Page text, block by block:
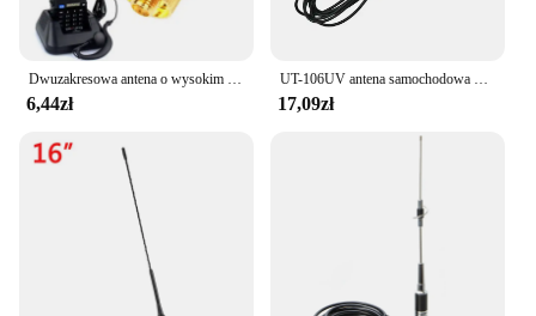
Dwuzakresowa antena o wysokim wzmocnieniu UHF + VHF SRH805S SMA żeńska antena dla TK3107 2107 dla Baofeng UV-5R 888S UV-82 Walkie Talkie Radio
6,44zł
UT-106UV antena samochodowa magnetyczny SMA-F dwuzakresowy antena pokładowa VHF UHF dla Baofeng UV-5R UV82 GT-3TP GT-5 szynka akcesoria radiowe
17,09zł